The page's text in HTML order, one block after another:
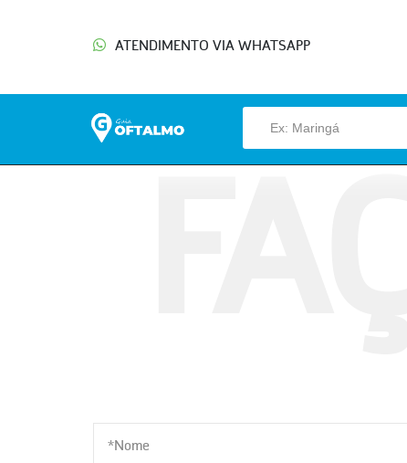
ATENDIMENTO VIA WHATSAPP